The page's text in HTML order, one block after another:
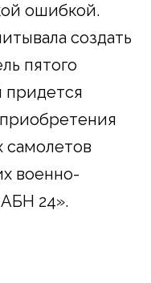
ошибкой.
создать
пятого
придется
самолетов
военно-
24».